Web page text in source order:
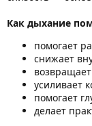
Как дыхание
помогает
снижает
усиливает
помогает
делает